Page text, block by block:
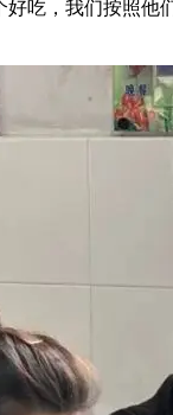
，我们按照他